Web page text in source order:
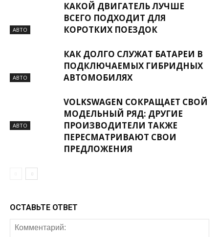
АВТО
КАКОЙ ДВИГАТЕЛЬ ЛУЧШЕ
ВСЕГО ПОДХОДИТ ДЛЯ
КОРОТКИХ ПОЕЗДОК
АВТО
КАК ДОЛГО СЛУЖАТ БАТАРЕИ В
ПОДКЛЮЧАЕМЫХ ГИБРИДНЫХ
АВТОМОБИЛЯХ
АВТО
VOLKSWAGEN СОКРАЩАЕТ СВОЙ
МОДЕЛЬНЫЙ РЯД: ДРУГИЕ
ПРОИЗВОДИТЕЛИ ТАКЖЕ
ПЕРЕСМАТРИВАЮТ СВОИ
ПРЕДЛОЖЕНИЯ
ОСТАВЬТЕ ОТВЕТ